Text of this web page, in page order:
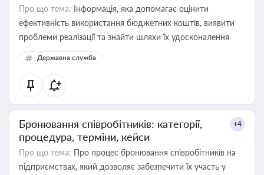
Про що тема: Інформація, яка допомагає оцінити
ефективність використання бюджетних коштів, виявити
проблеми реалізації та знайти шляхи їх удосконалення
Державна служба
Бронювання співробітників: категорії,
процедура, терміни, кейси
+4
Про що тема: Про процес бронювання співробітників на
підприємствах, який дозволяє забезпечити їх участь у